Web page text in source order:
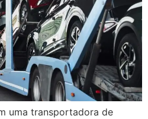
uma transportadora de